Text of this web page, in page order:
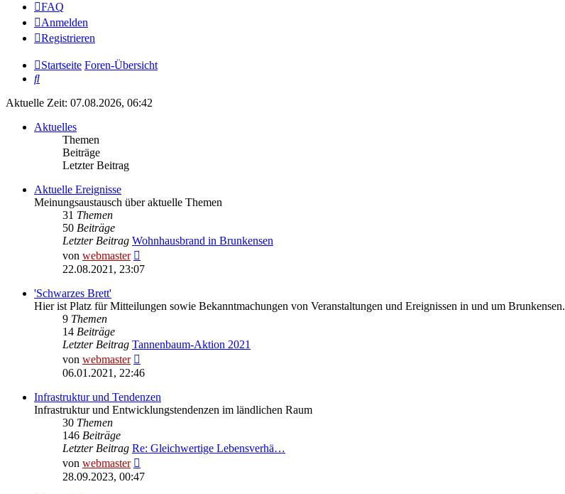
FAQ
Anmelden
Registrieren
Startseite Foren-Übersicht
Suche
Aktuelle Zeit: 07.08.2026, 06:42
Aktuelles
Themen
Beiträge
Letzter Beitrag
Aktuelle Ereignisse
Meinungsaustausch über aktuelle Themen
31 Themen
50 Beiträge
Letzter Beitrag Wohnhausbrand in Brunkensen
von webmaster
Beitrag
22.08.2021, 23:07
'Schwarzes Brett'
Hier ist Platz für Mitteilungen sowie Bekanntmachungen von Veranstaltungen und Ereignissen in und um Brunkensen.
9 Themen
14 Beiträge
Letzter Beitrag Tannenbaum-Aktion 2021
von webmaster
Beitrag
06.01.2021, 22:46
Infrastruktur und Tendenzen
Infrastruktur und Entwicklungstendenzen im ländlichen Raum
30 Themen
146 Beiträge
Letzter Beitrag Re: Gleichwertige Lebensverhä…
von webmaster
Beitrag
28.09.2023, 00:47